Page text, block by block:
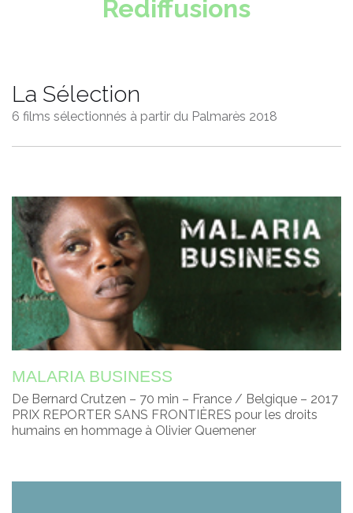
Rediffusions
La Sélection
6 films sélectionnés à partir du Palmarès 2018
MALARIA BUSINESS
De Bernard Crutzen – 70 min – France / Belgique – 2017
PRIX REPORTER SANS FRONTIÈRES pour les droits
humains en hommage à Olivier Quemener